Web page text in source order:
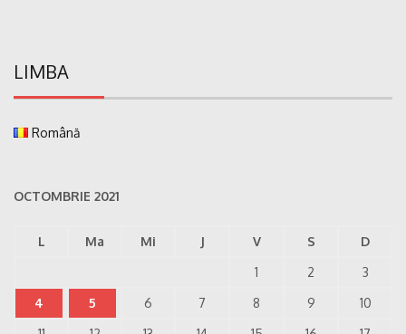
LIMBA
Română
OCTOMBRIE 2021
L Ma Mi J V S
D
1
2
3
4
5 6 7 8 9
10